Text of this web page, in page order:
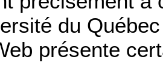
du
présente